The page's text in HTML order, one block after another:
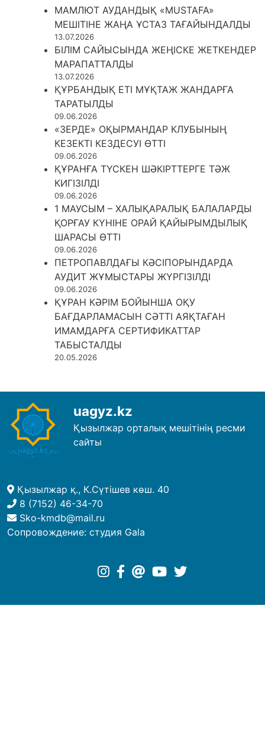
МАМЛЮТ АУДАНДЫҚ «MUSTAFA»
МЕШІТІНЕ ЖАҢА ҰСТАЗ ТАҒАЙЫНДАЛДЫ
13.07.2026
БІЛІМ САЙЫСЫНДА ЖЕҢІСКЕ ЖЕТКЕНДЕР
МАРАПАТТАЛДЫ
13.07.2026
ҚҰРБАНДЫҚ ЕТІ МҰҚТАЖ ЖАНДАРҒА
ТАРАТЫЛДЫ
09.06.2026
«ЗЕРДЕ» ОҚЫРМАНДАР КЛУБЫНЫҢ
КЕЗЕКТІ КЕЗДЕСУІ ӨТТІ
09.06.2026
ҚҰРАНҒА ТҮСКЕН ШӘКІРТТЕРГЕ ТӘЖ
КИГІЗІЛДІ
09.06.2026
1 МАУСЫМ – ХАЛЫҚАРАЛЫҚ БАЛАЛАРДЫ
ҚОРҒАУ КҮНІНЕ ОРАЙ ҚАЙЫРЫМДЫЛЫҚ
ШАРАСЫ ӨТТІ
09.06.2026
ПЕТРОПАВЛДАҒЫ КӘСІПОРЫНДАРДА
АУДИТ ЖҰМЫСТАРЫ ЖҮРГІЗІЛДІ
09.06.2026
ҚҰРАН КӘРІМ БОЙЫНША ОҚУ
БАҒДАРЛАМАСЫН СӘТТІ АЯҚТАҒАН
ИМАМДАРҒА СЕРТИФИКАТТАР
ТАБЫСТАЛДЫ
20.05.2026
uagyz.kz
Қызылжар орталық мешітінің ресми
сайты
Қызылжар қ., К.Сүтішев көш. 40
8 (7152) 46-34-70
Sko-kmdb@mail.ru
Сопровождение: студия Gala